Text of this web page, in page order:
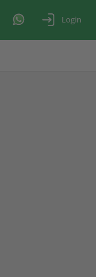
Login